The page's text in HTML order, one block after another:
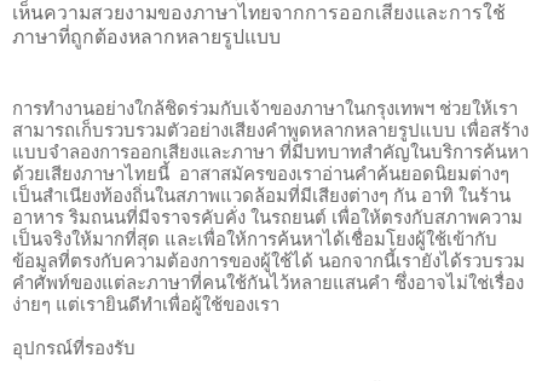
เห็นความสวยงามของภาษาไทยจากการออกเสียงและการใช้
ภาษาที่ถูกต้องหลากหลายรูปแบบ
การทำงานอย่างใกล้ชิดร่วมกับเจ้าของภาษาในกรุงเทพฯ ช่วยให้เรา
สามารถเก็บรวบรวมตัวอย่างเสียงคำพูดหลากหลายรูปแบบ เพื่อสร้าง
แบบจำลองการออกเสียงและภาษา ที่มีบทบาทสำคัญในบริการค้นหา
ด้วยเสียงภาษาไทยนี้  อาสาสมัครของเราอ่านคำค้นยอดนิยมต่างๆ
เป็นสำเนียงท้องถิ่นในสภาพแวดล้อมที่มีเสียงต่างๆ กัน อาทิ ในร้าน
อาหาร ริมถนนที่มีจราจรคับคั่ง ในรถยนต์ เพื่อให้ตรงกับสภาพความ
เป็นจริงให้มากที่สุด และเพื่อให้การค้นหาได้เชื่อมโยงผู้ใช้เข้ากับ
ข้อมูลที่ตรงกับความต้องการของผู้ใช้ได้ นอกจากนี้เรายังได้รวบรวม
คำศัพท์ของแต่ละภาษาที่คนใช้กันไว้หลายแสนคำ ซึ่งอาจไม่ใช่เรื่อง
ง่ายๆ แต่เรายินดีทำเพื่อผู้ใช้ของเรา
อุปกรณ์ที่รองรับ